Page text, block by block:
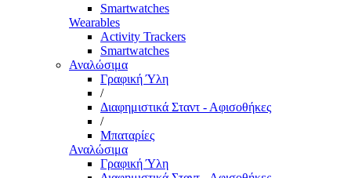
Smartwatches
Wearables
Activity Trackers
Smartwatches
Αναλώσιμα
Γραφική Ύλη
/
Διαφημιστικά Σταντ - Αφισοθήκες
/
Μπαταρίες
Αναλώσιμα
Γραφική Ύλη